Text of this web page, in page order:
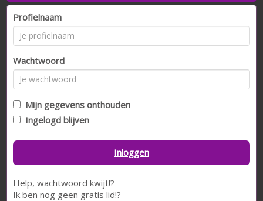
Profielnaam
Wachtwoord
Mijn gegevens onthouden
Ingelogd blijven
Inloggen
Help, wachtwoord kwijt!?
Ik ben nog geen gratis lid!?